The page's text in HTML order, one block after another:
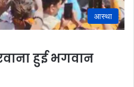
आस्था
हुई भगवान